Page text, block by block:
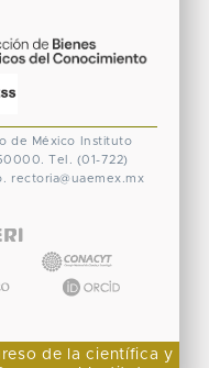
de México
Instituto
Tel. (01-722)
rectoria@uaemex.mx
de la científica y